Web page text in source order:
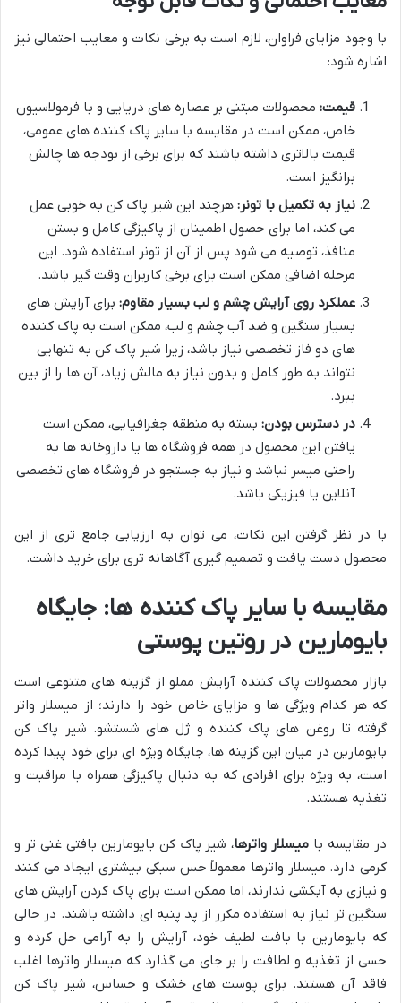
با وجود مزایای فراوان، لازم است به برخی نکات و معایب احتمالی نیز
اشاره شود:
قیمت: محصولات مبتنی بر عصاره های دریایی و با فرمولاسیون
خاص، ممکن است در مقایسه با سایر پاک کننده های عمومی،
قیمت بالاتری داشته باشند که برای برخی از بودجه ها چالش
برانگیز است.
نیاز به تکمیل با تونر: هرچند این شیر پاک کن به خوبی عمل
می کند، اما برای حصول اطمینان از پاکیزگی کامل و بستن
منافذ، توصیه می شود پس از آن از تونر استفاده شود. این
مرحله اضافی ممکن است برای برخی کاربران وقت گیر باشد.
عملکرد روی آرایش چشم و لب بسیار مقاوم: برای آرایش های
بسیار سنگین و ضد آب چشم و لب، ممکن است به پاک کننده
های دو فاز تخصصی نیاز باشد، زیرا شیر پاک کن به تنهایی
نتواند به طور کامل و بدون نیاز به مالش زیاد، آن ها را از بین
ببرد.
در دسترس بودن: بسته به منطقه جغرافیایی، ممکن است
یافتن این محصول در همه فروشگاه ها یا داروخانه ها به
راحتی میسر نباشد و نیاز به جستجو در فروشگاه های تخصصی
آنلاین یا فیزیکی باشد.
با در نظر گرفتن این نکات، می توان به ارزیابی جامع تری از این
محصول دست یافت و تصمیم گیری آگاهانه تری برای خرید داشت.
مقایسه با سایر پاک کننده ها: جایگاه
بایومارین در روتین پوستی
بازار محصولات پاک کننده آرایش مملو از گزینه های متنوعی است
که هر کدام ویژگی ها و مزایای خاص خود را دارند؛ از میسلار واتر
گرفته تا روغن های پاک کننده و ژل های شستشو. شیر پاک کن
بایومارین در میان این گزینه ها، جایگاه ویژه ای برای خود پیدا کرده
است، به ویژه برای افرادی که به دنبال پاکیزگی همراه با مراقبت و
تغذیه هستند.
در مقایسه با میسلار واترها، شیر پاک کن بایومارین بافتی غنی تر و
کرمی دارد. میسلار واترها معمولاً حس سبکی بیشتری ایجاد می کنند
و نیازی به آبکشی ندارند، اما ممکن است برای پاک کردن آرایش های
سنگین تر نیاز به استفاده مکرر از پد پنبه ای داشته باشند. در حالی
که بایومارین با بافت لطیف خود، آرایش را به آرامی حل کرده و
حسی از تغذیه و لطافت را بر جای می گذارد که میسلار واترها اغلب
فاقد آن هستند. برای پوست های خشک و حساس، شیر پاک کن